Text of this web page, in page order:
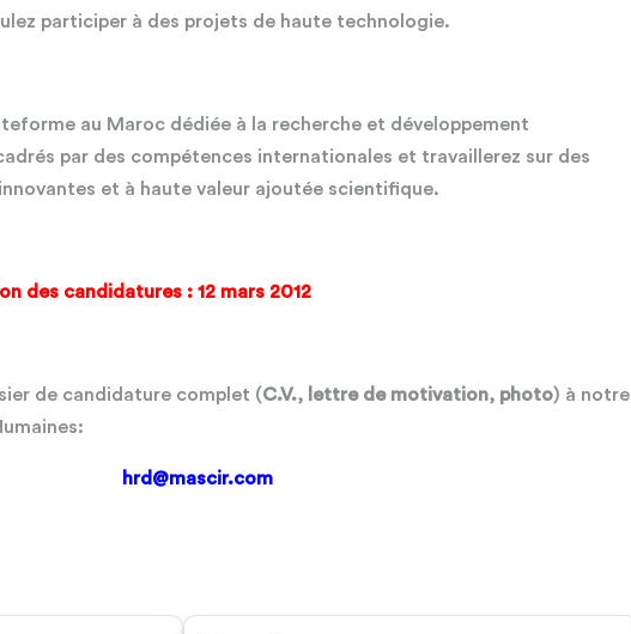
participer à des projets de haute technologie.
au Maroc dédiée à la recherche et développement
par des compétences internationales et travaillerez sur des
et à haute valeur ajoutée scientifique.
des candidatures : 12 mars 2012
de candidature complet (C.V., lettre de motivation, photo) à notre
hrd@mascir.com